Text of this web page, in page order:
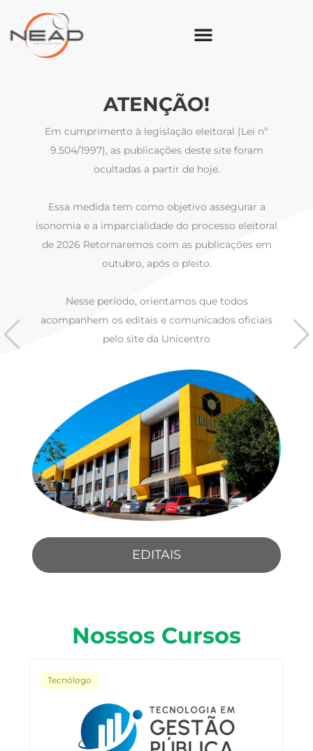
ATENÇÃO!
Em cumprimento à legislação eleitoral (Lei nº
9.504/1997), as publicações deste site foram
ocultadas a partir de hoje.
Essa medida tem como objetivo assegurar a
isonomia e a imparcialidade do processo eleitoral
de 2026 Retornaremos com as publicações em
outubro, após o pleito.
Nesse período, orientamos que todos
acompanhem os editais e comunicados oficiais
pelo site da Unicentro
EDITAIS
Nossos Cursos
Tecnólogo